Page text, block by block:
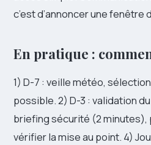
c’est d’annoncer une fenêtre
En pratique :
1) D-7 : veille météo,
possible. 2) D-3 : validation
briefing sécurité (2 minutes),
vérifier la mise au point. 4)